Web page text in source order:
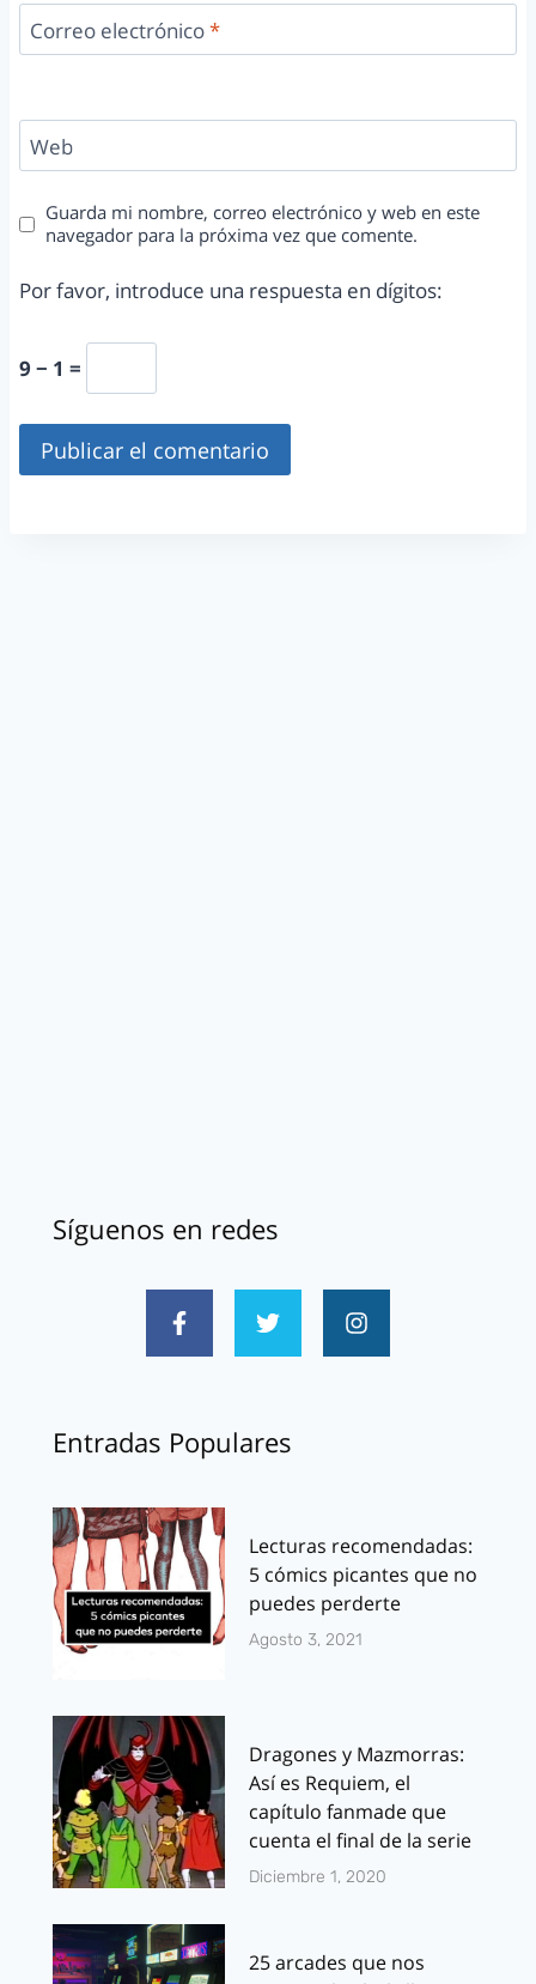
Correo electrónico*
Web
Guarda mi nombre, correo electrónico y web en este
navegador para la próxima vez que comente.
Por favor, introduce una respuesta en dígitos:
9 − 1 =
Síguenos en redes
Entradas Populares
Lecturas recomendadas:
5 cómics picantes que no
puedes perderte
Agosto 3, 2021
Dragones y Mazmorras:
Así es Requiem, el
capítulo fanmade que
cuenta el final de la serie
Diciembre 1, 2020
25 arcades que nos